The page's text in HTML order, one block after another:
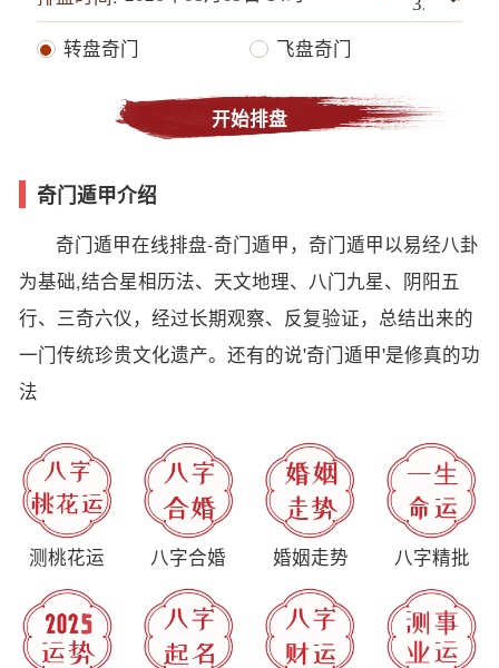
转盘奇门
飞盘奇门
开始排盘
奇门遁甲介绍
奇门遁甲在线排盘-奇门遁甲，奇门遁甲以易经八卦
为基础,结合星相历法、天文地理、八门九星、阴阳五
行、三奇六仪，经过长期观察、反复验证，总结出来的
一门传统珍贵文化遗产。还有的说'奇门遁甲'是修真的功
法
测桃花运 八字合婚 婚姻走势 八字精批